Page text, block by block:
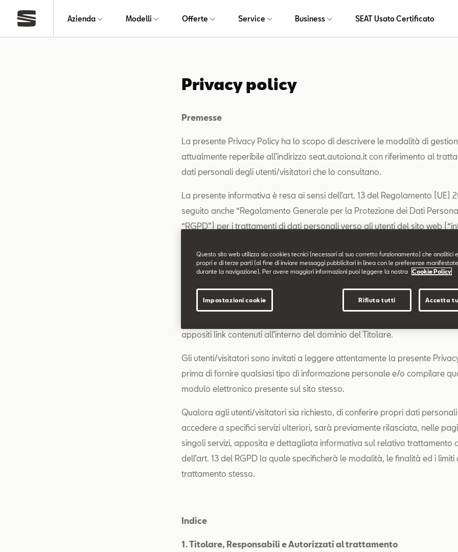
Azienda Modelli Offerte Service Business SEAT Usato Certificato
Privacy policy
Premesse
La presente Privacy Policy ha lo scopo di descrivere le modalità di
attualmente reperibile all’indirizzo seat.autoiona.it con riferimento al
dati personali degli utenti/visitatori che lo consultano.
La presente informativa è resa ai sensi dell’art. 13 del Regolamento (UE)
seguito anche “Regolamento Generale per la Protezione dei Dati
“RGPD”) per i trattamenti di dati personali verso gli utenti del sito web
Il sito sopra indicato è di titolarità di Volkswagen Group Italia S.p.A.
alla attività di direzione e coordinamento di Volkswagen AG).
L’informativa è resa da Volkswagen Group Italia S.p.A. in qualità di
trattamento, esclusivamente per il sito sopra menzionato e non anche per
appositi link contenuti all’interno del dominio del Titolare.
Gli utenti/visitatori sono invitati a leggere attentamente la presente
prima di fornire qualsiasi tipo di informazione personale e/o compilare
modulo elettronico presente sul sito stesso.
Qualora agli utenti/visitatori sia richiesto, di conferire propri dati
accedere a specifici servizi ulteriori, sarà previamente rilasciata, nelle
singoli servizi, apposita e dettagliata informativa sul relativo trattamento
dell’art. 13 del RGPD la quale specificherà le modalità, le finalità ed i limiti
trattamento stesso.
Indice
1. Titolare, Responsabili e Autorizzati al trattamento
Questo sito web utilizza sia cookies tecnici (necessari al suo corretto funzionamento) che analitici
propri e di terze parti (al fine di inviare messaggi pubblicitari in linea con le preferenze
durante la navigazione). Per avere maggiori informazioni puoi leggere la nostra
Cookie Policy
Rifiuta tutti Accetta
Impostazioni cookie